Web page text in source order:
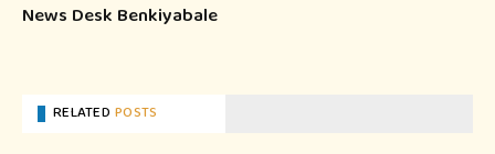
News Desk Benkiyabale
RELATEDPOSTS